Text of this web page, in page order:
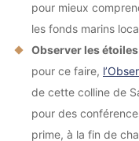
pour mieux
les fonds marins
Observer les étoiles
pour ce faire,
de cette colline de
pour des
prime, à la fin de